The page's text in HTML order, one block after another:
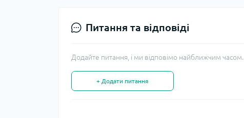
Питання та відповіді
Додайте питання, і ми відповімо найближчим часом.
+ Додати питання